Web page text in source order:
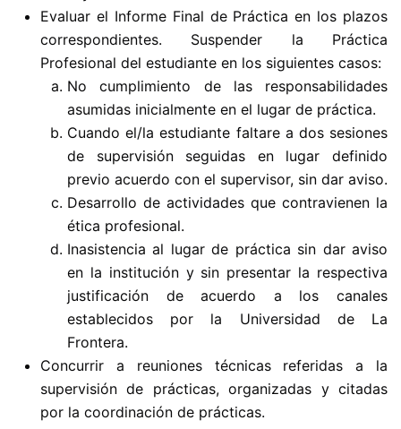
Evaluar el Informe Final de Práctica en los plazos
correspondientes. Suspender la Práctica
Profesional del estudiante en los siguientes casos:
No cumplimiento de las responsabilidades
asumidas inicialmente en el lugar de práctica.
Cuando el/la estudiante faltare a dos sesiones
de supervisión seguidas en lugar definido
previo acuerdo con el supervisor, sin dar aviso.
Desarrollo de actividades que contravienen la
ética profesional.
Inasistencia al lugar de práctica sin dar aviso
en la institución y sin presentar la respectiva
justificación de acuerdo a los canales
establecidos por la Universidad de La
Frontera.
Concurrir a reuniones técnicas referidas a la
supervisión de prácticas, organizadas y citadas
por la coordinación de prácticas.